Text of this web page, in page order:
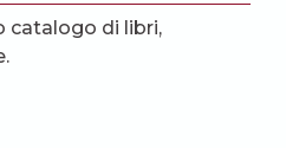
catalogo di libri,